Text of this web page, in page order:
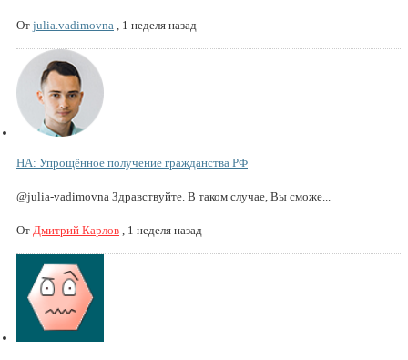
От julia.vadimovna , 1 неделя назад
НА: Упрощённое получение гражданства РФ
@julia-vadimovna Здравствуйте. В таком случае, Вы сможе...
От Дмитрий Карлов , 1 неделя назад